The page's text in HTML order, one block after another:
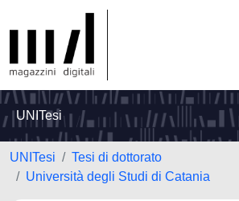
UNITesi
UNITesi
Tesi di dottorato
Università degli Studi di Catania